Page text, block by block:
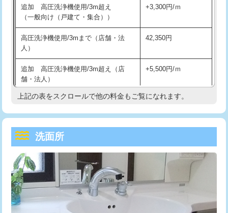
マス交換（深さ50㎝以上） 66,000円
コンクリート斫り（厚さ10㎝まで） 27,500円
コンクリート斫り（厚さ10㎝超え）
モルタル補修（厚さ10㎝まで）
モルタル補修（厚さ10㎝超え） 38,500円
洗面台設置 38,500円
追加人工
廃棄・処分 現場見積
※給水管工事は20mmまでの価格です。
持込商品取付（混合水栓） 16,500円
給水管工事※（ホール加工)
給水管工事※（バンド止め) 3,300円
給水管工事※（支持金具設置) 5,500円
給水管工事※（保温材使用（バンド止
め込み）)
5,500円
給水管工事※（土の掘削・埋め戻し作
業)
11,000円
給水管工事※（塩ビ管（VP・HI）使
用/3ｍまで)
33,000円
給水管工事※（塩ビ管（VP・HI）使
追加 高圧洗浄機使用/3m超え
（一般向け（戸建て・集合））
+3,300円/ｍ
高圧洗浄機使用/3mまで（店舗・法
人）
42,350円
追加 高圧洗浄機使用/3m超え（店
舗・法人）
+5,500円/ｍ
高度高圧洗浄換 現地調査
トーラー機使用/3mまで
追加トーラー機使用/3m超え +3,300円
カメラ調査 33,000円
桝清掃
上記の表をスクロールで他の料金もご覧になれます。
洗面所